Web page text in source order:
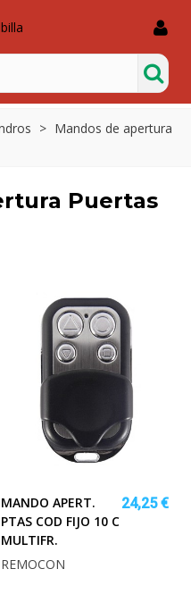
> Mandos de apertura
Puertas
MANDO APERT.
PTAS COD FIJO 10 C
MULTIFR.
24,25 €
REMOCON